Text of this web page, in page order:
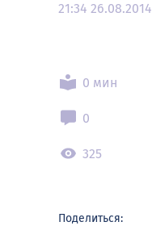
21:34 26.08.2014
0 мин
0
325
Поделиться: